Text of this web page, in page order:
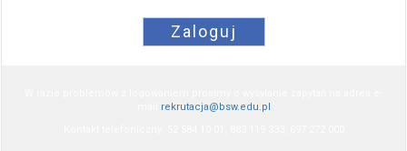
Zaloguj
rekrutacja@bsw.edu.pl